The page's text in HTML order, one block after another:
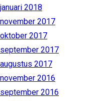
januari 2018
november 2017
oktober 2017
september 2017
augustus 2017
november 2016
september 2016